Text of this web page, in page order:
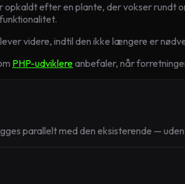
opkaldt efter en plante, der vokser rundt
videre, indtil den ikke længere er
PHP-udviklereanbefaler, når
parallelt med den eksisterende —